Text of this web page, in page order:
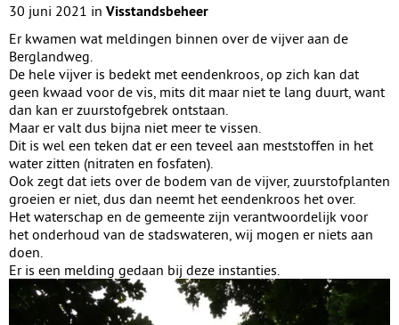
30 juni 2021 in Visstandsbeheer
Er kwamen wat meldingen binnen over de vijver aan de
Berglandweg.
De hele vijver is bedekt met eendenkroos, op zich kan dat
geen kwaad voor de vis, mits dit maar niet te lang duurt, want
dan kan er zuurstofgebrek ontstaan.
Maar er valt dus bijna niet meer te vissen.
Dit is wel een teken dat er een teveel aan meststoffen in het
water zitten (nitraten en fosfaten).
Ook zegt dat iets over de bodem van de vijver, zuurstofplanten
groeien er niet, dus dan neemt het eendenkroos het over.
Het waterschap en de gemeente zijn verantwoordelijk voor
het onderhoud van de stadswateren, wij mogen er niets aan
doen.
Er is een melding gedaan bij deze instanties.